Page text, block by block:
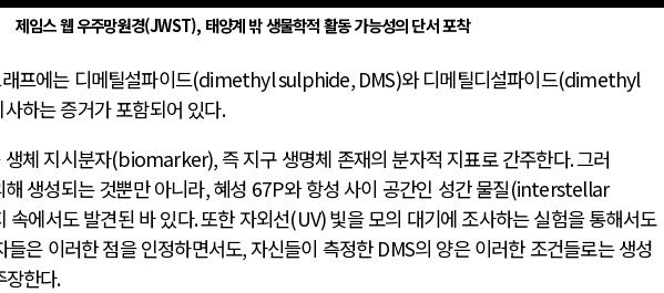
제임스 웹 우주망원경(JWST), 태양계 밖 생물학적 활동 가능성의 단서 포착
프에는 디메틸설파이드(dimethyl sulphide, DMS)와 디메틸디설파이드(dimethyl
하는 증거가 포함되어 있다.
생체 지시분자(biomarker),즉 지구 생명체 존재의 분자적 지표로 간주한다.그러
생성되는 것뿐만 아니라,혜성 67P와 항성 사이 공간인 성간 물질(interstellar
속에서도 발견된 바 있다.또한 자외선(UV)빛을 모의 대기에 조사하는 실험을 통해서도
들은 이러한 점을 인정하면서도,자신들이 측정한 DMS의 양은 이러한 조건들로는 생성
장한다.